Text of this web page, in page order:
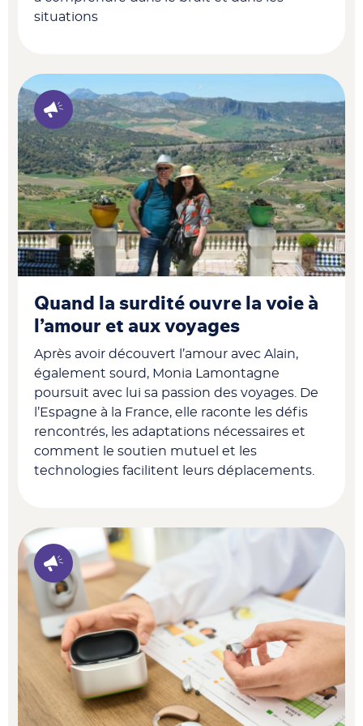
situations
Quand la surdité ouvre la voie à
l’amour et aux voyages
Après avoir découvert l’amour avec Alain,
également sourd, Monia Lamontagne
poursuit avec lui sa passion des voyages. De
l’Espagne à la France, elle raconte les défis
rencontrés, les adaptations nécessaires et
comment le soutien mutuel et les
technologies facilitent leurs déplacements.